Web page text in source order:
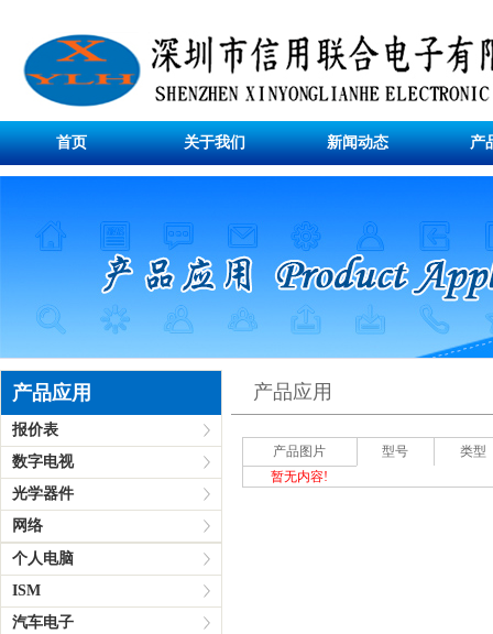
首页 关于我们 新闻动态 产
产品应用
报价表
数字电视
光学器件
网络
个人电脑
ISM
汽车电子
产品应用
产品图片 型号
类型
暂无内容!